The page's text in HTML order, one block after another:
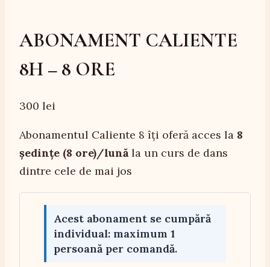
ABONAMENT CALIENTE
8H – 8 ORE
300 lei
Abonamentul Caliente 8 îți oferă acces la 8
ședințe (8 ore)/lunăla un curs de dans
dintre cele de mai jos
Acest abonament se cumpără
individual: maximum 1
persoană per comandă.